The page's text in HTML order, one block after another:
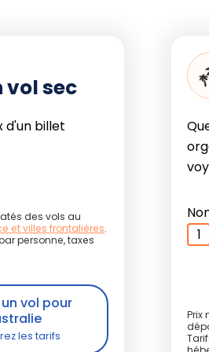
Accent sur les plages, récifs
: Ajoutez Karijini National Park
: Après la côte et l'intérieur
puis rayonnez vers Uluru, Kata
ou le Kimberley (pour les
d'accès, de
vol sec
d'un billet
des vols au
et villes frontalières.
personne, taxes
vol pour
1
Prix